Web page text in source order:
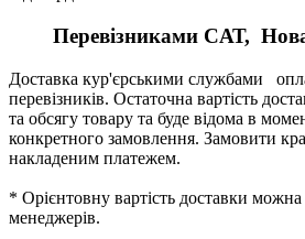
Перевізниками CАТ,
Доставка кур'єрськими службами
перевізників. Остаточна вартість
та обсягу товару та буде відома в
конкретного замовлення. Замовити
накладеним платежем.
* Орієнтовну вартість доставки
менеджерів.